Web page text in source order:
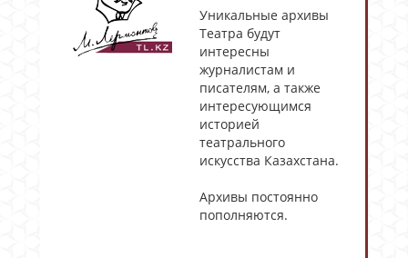
Уникальные архивы
Театра будут
интересны
журналистам и
писателям, а также
интересующимся
историей
театрального
искусства Казахстана.
Архивы постоянно
пополняются.